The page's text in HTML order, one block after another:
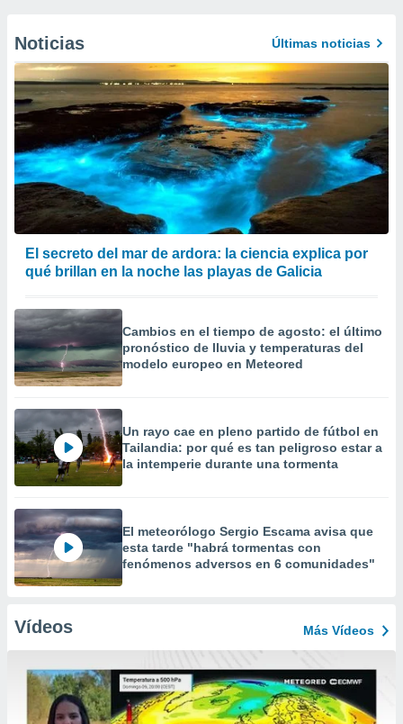
Noticias Últimas noticias
El secreto del mar de ardora: la ciencia explica por
qué brillan en la noche las playas de Galicia
Cambios en el tiempo de agosto: el último
pronóstico de lluvia y temperaturas del
modelo europeo en Meteored
Un rayo cae en pleno partido de fútbol en
Tailandia: por qué es tan peligroso estar a
la intemperie durante una tormenta
El meteorólogo Sergio Escama avisa que
esta tarde "habrá tormentas con
fenómenos adversos en 6 comunidades"
Vídeos Más Vídeos